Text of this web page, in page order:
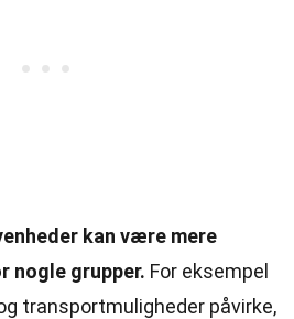
kan være mere
grupper. For eksempel
transportmuligheder påvirke,